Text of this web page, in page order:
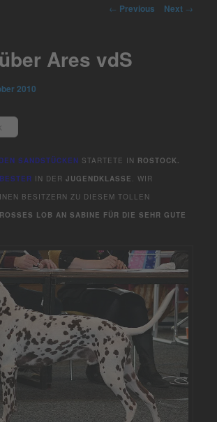
Post
← Previous Next →
Ares vdS
2010
SANDSTÜCKEN STARTETE IN ROSTOCK.
IN DERJUGENDKLASSE
. WIR
BESITZERN ZU DIESEM TOLLEN
LOB AN SABINE FÜR DIE SEHR GUTE P